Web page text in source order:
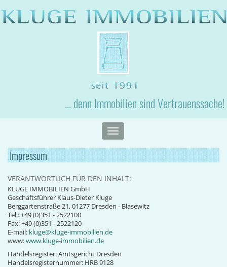
... denn Immobilien sind Vertrauenssache!
Toggle
navigation
Impressum
VERANTWORTLICH FÜR DEN INHALT:
KLUGE IMMOBILIEN GmbH
Geschäftsführer Klaus-Dieter Kluge
Berggartenstraße 21, 01277 Dresden - Blasewitz
Tel.: +49 (0)351 - 2522100
Fax: +49 (0)351 - 2522120
E-mail: kluge@kluge-immobilien.de
www:www.kluge-immobilien.de
Handelsregister: Amtsgericht Dresden
Handelsregisternummer: HRB 9128